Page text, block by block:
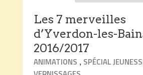
Les 7 merveilles
d’Yverdon-les-
2016/2017
ANIMATIONS , SPÉCIAL